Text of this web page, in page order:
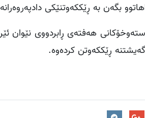
بگەن بە ڕێککەوتنێکی دادپەروەرانە
هەفتەی ڕابردووی نێوان
ڕێککەوتن کردەوە.